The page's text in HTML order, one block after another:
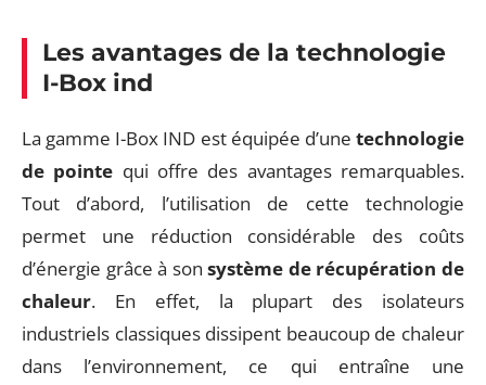
Les avantages de la technologie
I-Box ind
La gamme I-Box IND est équipée d’une technologie
de pointe qui offre des avantages remarquables.
Tout d’abord, l’utilisation de cette technologie
permet une réduction considérable des coûts
d’énergie grâce à sonsystème de récupération de
chaleur. En effet, la plupart des isolateurs
industriels classiques dissipent beaucoup de chaleur
dans l’environnement, ce qui entraîne une